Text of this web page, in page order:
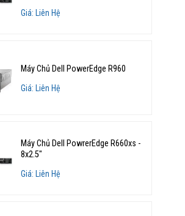
Giá: Liên Hệ
Máy Chủ Dell PowerEdge R960
Giá: Liên Hệ
Máy Chủ Dell PowrerEdge R660xs -
8x2.5"
Giá: Liên Hệ